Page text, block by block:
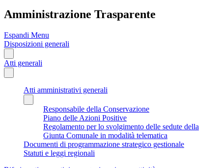
Amministrazione Trasparente
Espandi Menu
Disposizioni generali
Atti generali
Atti amministrativi generali
Responsabile della Conservazione
Piano delle Azioni Positive
Regolamento per lo svolgimento delle sedute della
Giunta Comunale in modalità telematica
Documenti di programmazione strategico gestionale
Statuti e leggi regionali